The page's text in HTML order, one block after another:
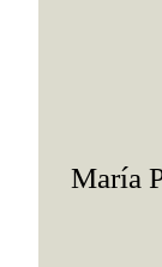
María